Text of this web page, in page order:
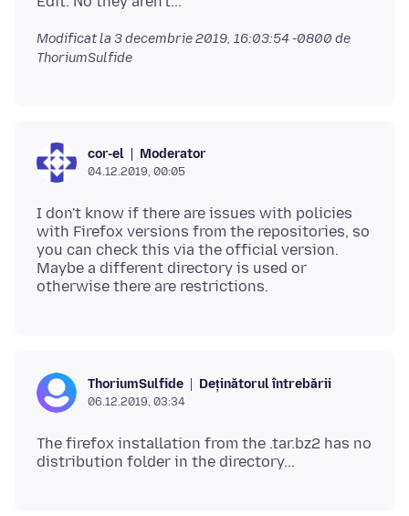
Modificat la 3 decembrie 2019, 16:03:54 -0800 de
ThoriumSulfide
cor-el Moderator
04.12.2019, 00:05
I don't know if there are issues with policies
with Firefox versions from the repositories, so
you can check this via the official version.
Maybe a different directory is used or
ThoriumSulfide Deținătorul întrebării
06.12.2019, 03:34
The firefox installation from the .tar.bz2 has no